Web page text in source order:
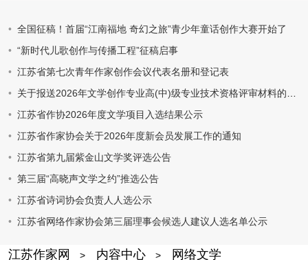
全国征稿！首届“江南福地 奇幻之旅”青少年童话创作大赛开始了
“新时代儿歌创作与传播工程”征稿启事
江苏省第七次青年作家创作会议代表名册和登记表
关于报送2026年文学创作专业高(中)级专业技术资格评审材料的通知
江苏省作协2026年度文学项目入选结果公示
江苏省作家协会关于2026年度新会员发展工作的通知
江苏省第九届紫金山文学奖评选公告
第三届“高晓声文学之约”推选公告
江苏省诗词协会负责人人选公示
江苏省网络作家协会第三届理事会候选人建议人选名单公示
江苏作家网 > 内容中心 > 网络文学